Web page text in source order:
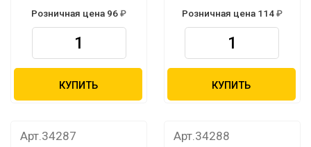
Розничная цена 96
КУПИТЬ
Розничная цена 114
КУПИТЬ
Арт.34287 Арт.34288